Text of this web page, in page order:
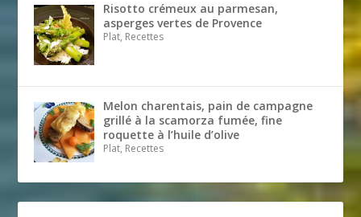
Risotto crémeux au parmesan,
asperges vertes de Provence
Plat, Recettes
Melon charentais, pain de campagne
grillé à la scamorza fumée, fine
roquette à l’huile d’olive
Plat, Recettes